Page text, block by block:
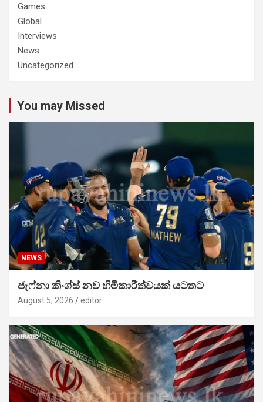
Games
Global
Interviews
News
Uncategorized
You may Missed
NEWS
ජැෆ්නා කිංග්ස් නව හිමිකාරීත්වයක් යටතට
August 5, 2026 editor